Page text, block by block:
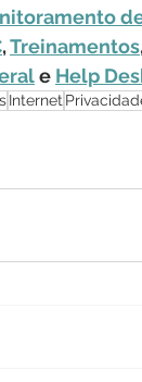
, Treinamentos
e Help
Internet